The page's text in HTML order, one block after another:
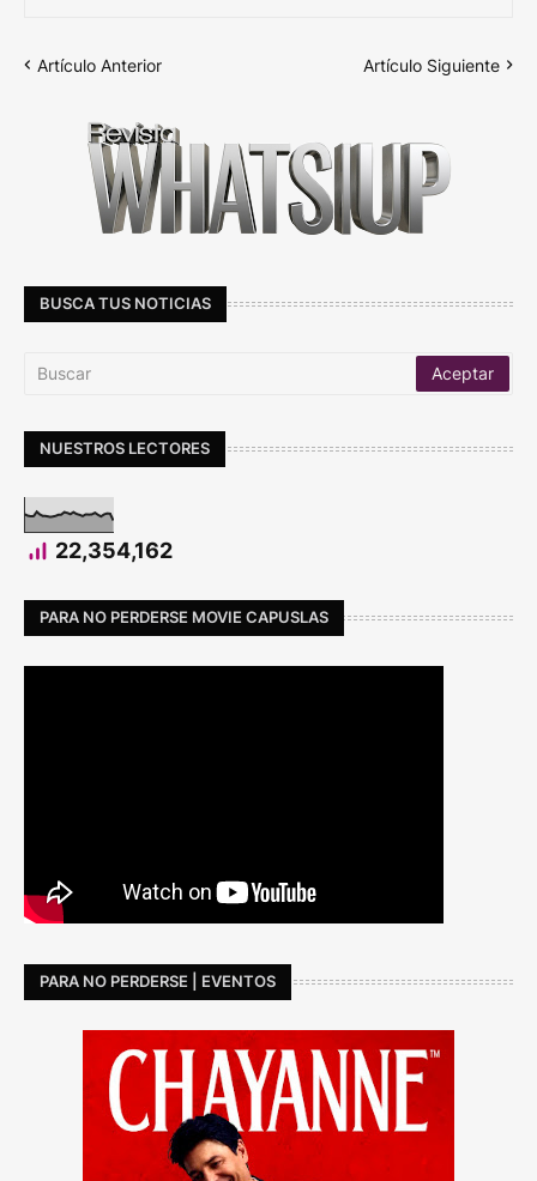
Artículo Anterior Artículo Siguiente
BUSCA TUS NOTICIAS
NUESTROS LECTORES
22,354,162
PARA NO PERDERSE MOVIE CAPUSLAS
PARA NO PERDERSE | EVENTOS